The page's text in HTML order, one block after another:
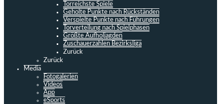
Torreichste Spiele
Geholte Punkte nach Rückständen
Verspielte Punkte nach Führungen
Torverteilung nach Spielphasen
Größte Aufholjagden
Zuschauerzahlen Bezirksliga
Zurück
Zurück
Media
Fotogalerien
Videos
App
eSports